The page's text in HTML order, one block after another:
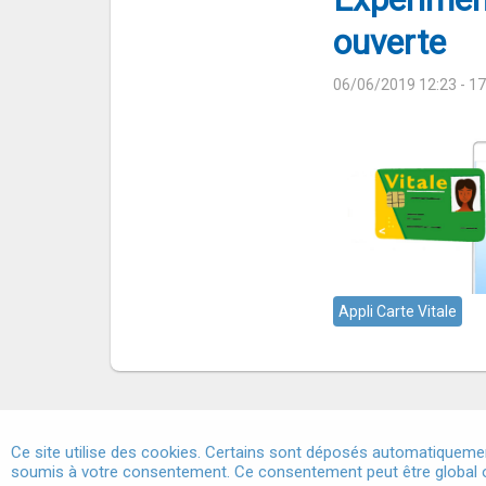
ouverte
06/06/2019 12:23 -
Appli Carte Vitale
Ce site utilise des cookies. Certains sont déposés
soumis à votre consentement. Ce consentement peut être global